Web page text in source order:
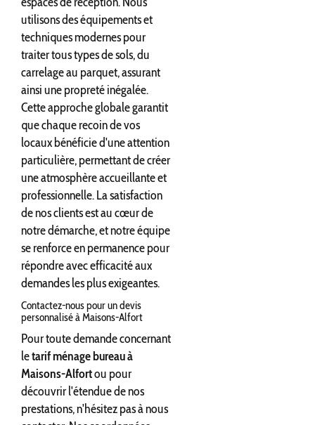
utilisons des équipements et
techniques modernes pour
traiter tous types de sols, du
carrelage au parquet, assurant
ainsi une propreté inégalée.
Cette approche globale garantit
que chaque recoin de vos
locaux bénéficie d'une attention
particulière, permettant de créer
une atmosphère accueillante et
professionnelle. La satisfaction
de nos clients est au cœur de
notre démarche, et notre équipe
se renforce en permanence pour
répondre avec efficacité aux
demandes les plus exigeantes.
Contactez-nous pour un devis
personnalisé à Maisons-Alfort
Pour toute demande concernant
letarif ménage bureau à
Maisons-Alfortou pour
découvrir l'étendue de nos
prestations, n'hésitez pas à nous